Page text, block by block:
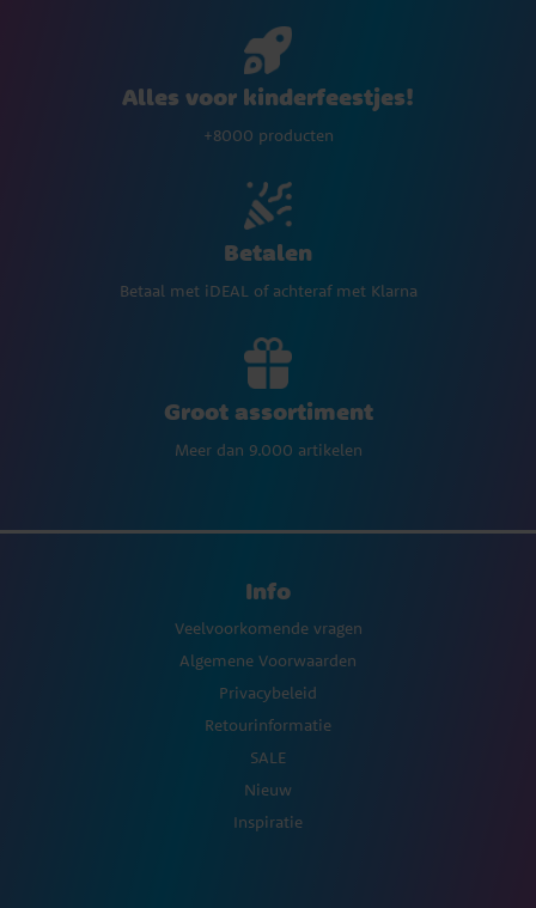
Alles voor kinderfeestjes!
+8000 producten
Betalen
Betaal met iDEAL of achteraf met Klarna
Groot assortiment
Meer dan 9.000 artikelen
Info
Veelvoorkomende vragen
Algemene Voorwaarden
Privacybeleid
Retourinformatie
SALE
Nieuw
Inspiratie